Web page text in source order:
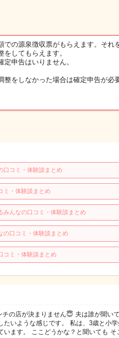
での源泉徴収票がもらえます。それ
してもらえます。
申告はいりません。
整をしなかった場合は確定申告が必
口コミ・体験談まとめ
ミ・体験談まとめ
みんなの口コミ・体験談まとめ
の口コミ・体験談まとめ
コミ・体験談まとめ
の店が決まりません😇 夫は誰が聞いて
たいような感じです。 私は、3歳と小
います。 ここどうかな？と聞いても